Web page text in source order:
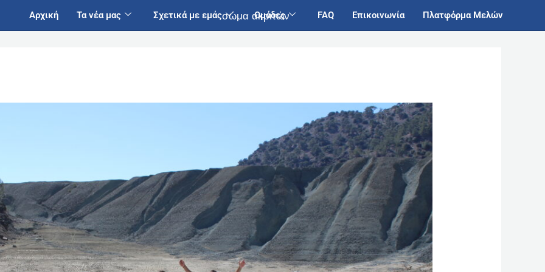
σώμα ακριτών
Αρχική Τα νέα μας Σχετικά με εμάς Ομάδες FAQ Επικοινωνία Πλατφόρμα Μελών